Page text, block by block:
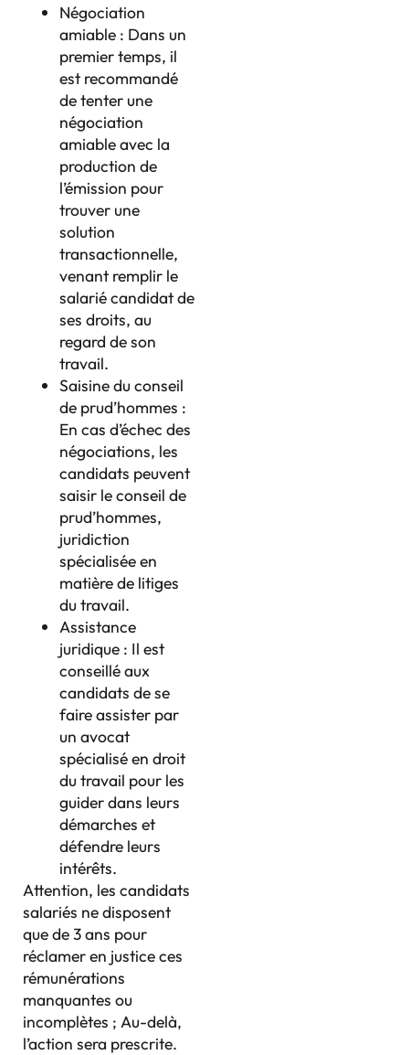
Négociation
amiable : Dans un
premier temps, il
est recommandé
de tenter une
négociation
amiable avec la
production de
l’émission pour
trouver une
solution
transactionnelle,
venant remplir le
salarié candidat de
ses droits, au
regard de son
travail.
Saisine du conseil
de prud’hommes :
En cas d’échec des
négociations, les
candidats peuvent
saisir le conseil de
prud’hommes,
juridiction
spécialisée en
matière de litiges
du travail.
Assistance
juridique : Il est
conseillé aux
candidats de se
faire assister par
un avocat
spécialisé en droit
du travail pour les
guider dans leurs
démarches et
défendre leurs
intérêts.
Attention, les candidats
salariés ne disposent
que de 3 ans pour
réclamer en justice ces
rémunérations
manquantes ou
incomplètes ; Au-delà,
l’action sera prescrite.